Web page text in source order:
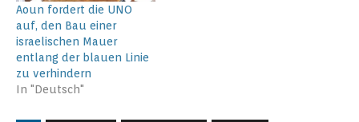
Aoun fordert die UNO
auf, den Bau einer
israelischen Mauer
entlang der blauen Linie
zu verhindern
In "Deutsch"